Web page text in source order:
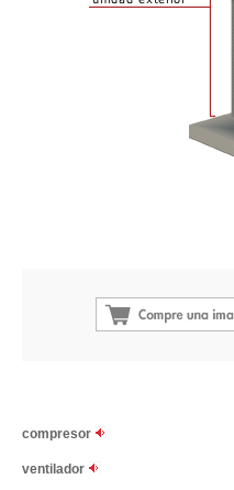
compresor
ventilador